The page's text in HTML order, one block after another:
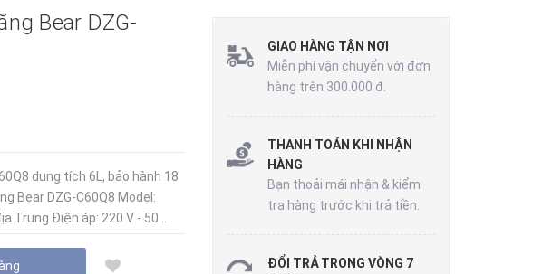
Bear DZG-
dung tích 6L, bảo hành 18
Bear DZG-C60Q8 Model:
Trung Điện áp: 220 V - 50...
GIAO HÀNG TẬN NƠI
Miễn phí vận chuyển với đơn
hàng trên 300.000 đ.
THANH TOÁN KHI NHẬN
HÀNG
Bạn thoải mái nhận & kiểm
tra hàng trước khi trả tiền.
ĐỔI TRẢ TRONG VÒNG 7